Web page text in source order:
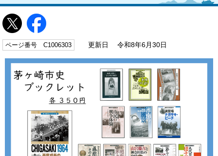
ページ番号 C1006303 更新日 令和8年6月30日